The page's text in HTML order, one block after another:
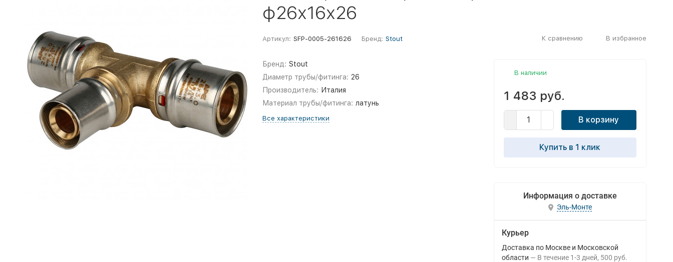
ф26х16х26
Артикул: SFP-0005-261626 Бренд: Stout К сравнению В избранное
Бренд: Stout
Диаметр трубы/фитинга: 26
Производитель: Италия
Материал трубы/фитинга: латунь
Все характеристики
В наличии
1 483 руб.
В корзину
Купить в 1 клик
Информация о доставке
Эль-Монте
Курьер
Доставка по Москве и Московской
области
В течение 1-3 дней 500 руб.